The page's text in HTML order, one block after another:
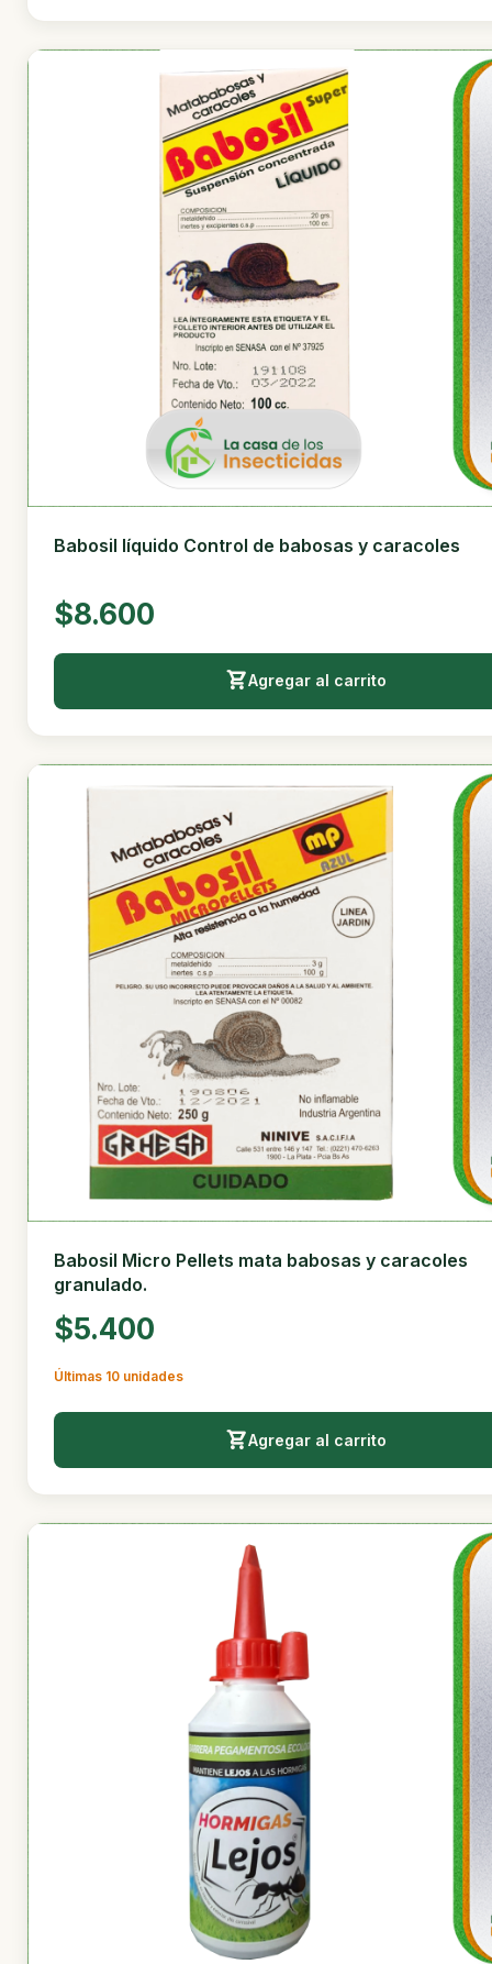
Babosil líquido Control de babosas y caracoles
$8.600
Agregar al carrito
Babosil Micro Pellets mata babosas y caracoles
granulado.
$5.400
Últimas 10 unidades
Agregar al carrito